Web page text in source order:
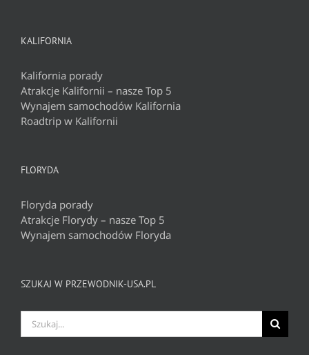
KALIFORNIA
Kalifornia porady
Atrakcje Kalifornii – nasze Top 5
Wynajem samochodów Kalifornia
Roadtrip w Kalifornii
FLORYDA
Floryda porady
Atrakcje Florydy – nasze Top 5
Wynajem samochodów Floryda
SZUKAJ W PRZEWODNIK-USA.PL
Szukaj